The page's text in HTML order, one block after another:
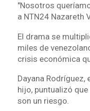
"Nosotros
a NTN24 Nazareth
El drama se
miles de
crisis económica
Dayana
hijo, puntualizó
son un riesgo.